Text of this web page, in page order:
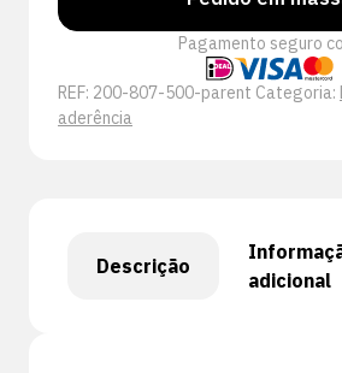
Pagamento seguro
REF: 200-807-500-parent Categoria:
aderência
Descrição
adicional